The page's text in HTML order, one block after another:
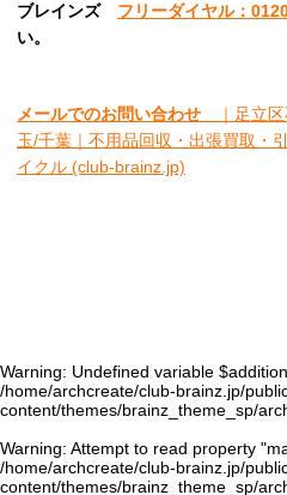
ブレインズ フリーダイヤル：
い。
メールでのお問い合わせ
｜足立
玉/千葉｜不用品回収・出張買取・
イクル (club-brainz.jp)
Warning: Undefined variable
/home/archcreate/club-brainz.jp/
content/themes/brainz_theme_sp/
Warning: Attempt to read property
/home/archcreate/club-brainz.jp/
content/themes/brainz_theme_sp/